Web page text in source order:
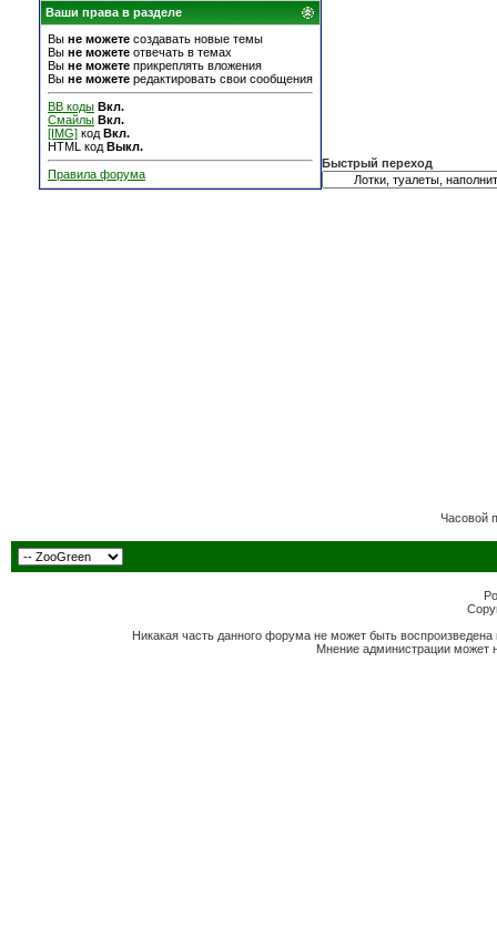
Ваши права в разделе
Вы не можете создавать новые темы
Вы не можете отвечать в темах
Вы не можете прикреплять вложения
Вы не можете редактировать свои сообщения
BB коды Вкл.
Смайлы Вкл.
[IMG] код Вкл.
HTML код Выкл.
Правила форума
Быстрый переход
Часовой
Никакая часть данного форума не может быть
Мнение администрации может